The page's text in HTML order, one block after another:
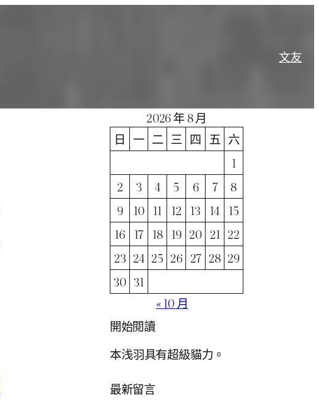
文友
2026 年 8 月
日 一 二 三 四 五 六
1
2
3 4 5 6 7
8
9
10 11 12 13 14 15
16 17 18 19 20 21 22
23 24 25 26 27 28 29
30 31
« 10 月
開始閱讀
本浅羽具有超級貓力。
最新留言